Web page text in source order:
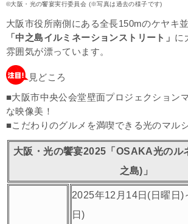
©大阪・光の饗宴実行委員会 (※写真は過去の様子です)
大阪市役所南側にある全長150mのケヤキ
「中之島イルミネーションストリート」 に
雰囲気が漂っています。
見どころ
■大阪市中央公会堂壁面プロジェクション
な映像美！
■こだわりのグルメを満喫できる光のマル
大阪・光の饗宴2025「OSAKA光のル
之島)」
2025年12月14日(日曜日)
日)